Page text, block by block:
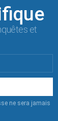
et
ne sera jamais